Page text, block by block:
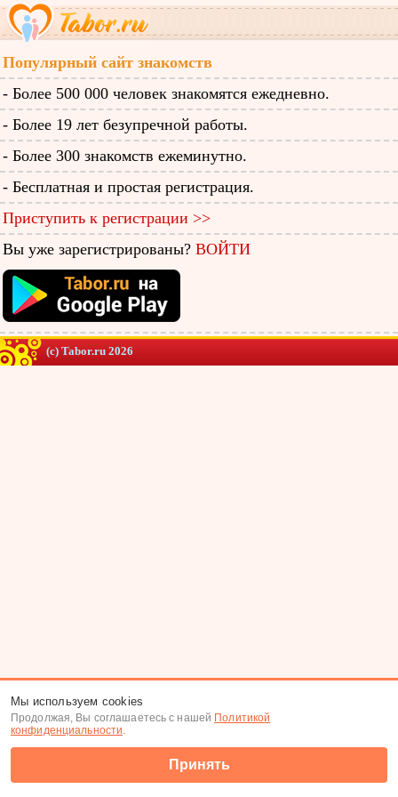
Популярный сайт знакомств
- Более 500 000 человек знакомятся ежедневно.
- Более 19 лет безупречной работы.
- Более 300 знакомств ежеминутно.
- Бесплатная и простая регистрация.
Приступить к регистрации >>
Вы уже зарегистрированы? ВОЙТИ
(c) Tabor.ru 2026
Мы используем cookies
Продолжая, Вы соглашаетесь с нашей Политикой
конфиденциальности.
Принять